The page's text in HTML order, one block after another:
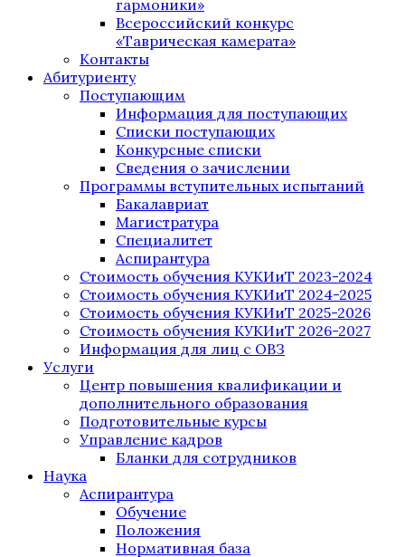
гармоники»
Всероссийский конкурс
«Таврическая камерата»
Контакты
Абитуриенту
Поступающим
Информация для поступающих
Списки поступающих
Конкурсные списки
Сведения о зачислении
Программы вступительных испытаний
Бакалавриат
Магистратура
Специалитет
Аспирантура
Стоимость обучения КУКИиТ 2023-2024
Стоимость обучения КУКИиТ 2024-2025
Стоимость обучения КУКИиТ 2025-2026
Стоимость обучения КУКИиТ 2026-2027
Информация для лиц с ОВЗ
Услуги
Центр повышения квалификации и
дополнительного образования
Подготовительные курсы
Управление кадров
Бланки для сотрудников
Наука
Аспирантура
Обучение
Положения
Нормативная база